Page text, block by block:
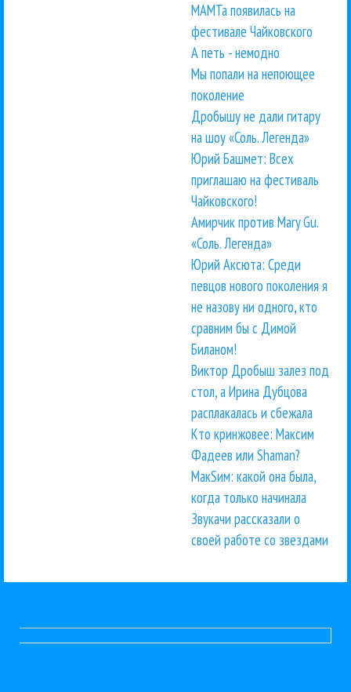
МАМТа появилась на
фестивале Чайковского
А петь - немодно
Мы попали на непоющее
поколение
Дробышу не дали гитару
на шоу «Соль. Легенда»
Юрий Башмет: Всех
приглашаю на фестиваль
Чайковского!
Амирчик против Mary Gu.
«Соль. Легенда»
Юрий Аксюта: Среди
певцов нового поколения я
не назову ни одного, кто
сравним бы с Димой
Биланом!
Виктор Дробыш залез под
стол, а Ирина Дубцова
расплакалась и сбежала
Кто кринжовее: Максим
Фадеев или Shaman?
МакSим: какой она была,
когда только начинала
Звукачи рассказали о
своей работе со звездами